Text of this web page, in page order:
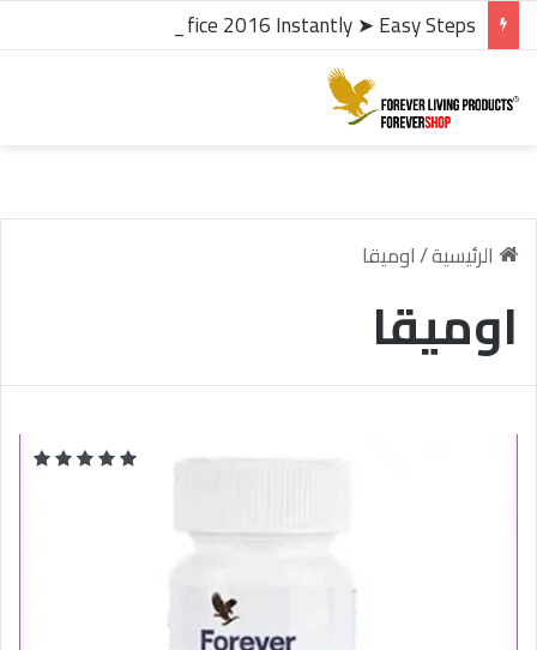
الرئيسية/اوميقا
اوميقا